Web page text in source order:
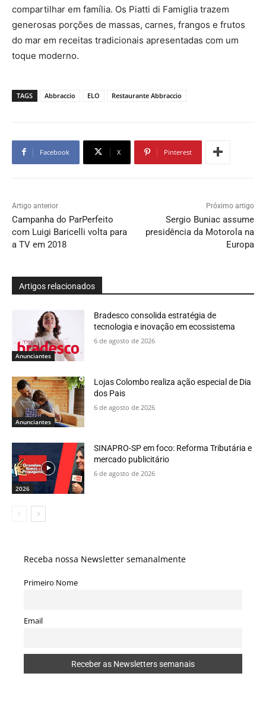
compartilhar em família. Os Piatti di Famiglia trazem
generosas porções de massas, carnes, frangos e frutos
do mar em receitas tradicionais apresentadas com um
toque moderno.
TAGS Abbraccio ELO Restaurante Abbraccio
Facebook X Pinterest
Artigo anterior
Campanha do ParPerfeito
com Luigi Baricelli volta para
a TV em 2018
Próximo artigo
Sergio Buniac assume
presidência da Motorola na
Europa
Artigos relacionados
Anunciantes
Bradesco consolida estratégia de
tecnologia e inovação em ecossistema
6 de agosto de 2026
Anunciantes
Lojas Colombo realiza ação especial de Dia
dos Pais
6 de agosto de 2026
2026
SINAPRO-SP em foco: Reforma Tributária e
mercado publicitário
6 de agosto de 2026
Receba nossa Newsletter semanalmente
Primeiro Nome
Email